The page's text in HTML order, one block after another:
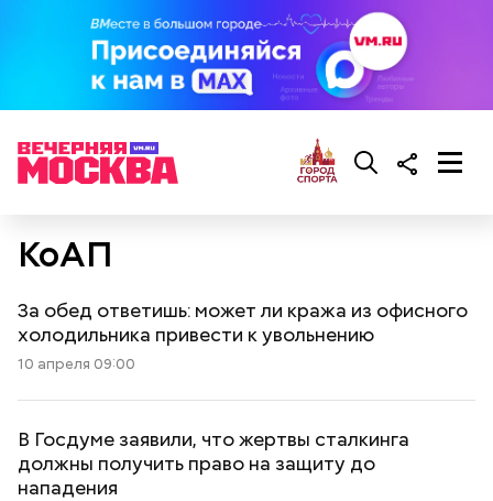
КоАП
За обед ответишь: может ли кража из офисного
холодильника привести к увольнению
10 апреля 09:00
В Госдуме заявили, что жертвы сталкинга
должны получить право на защиту до
нападения